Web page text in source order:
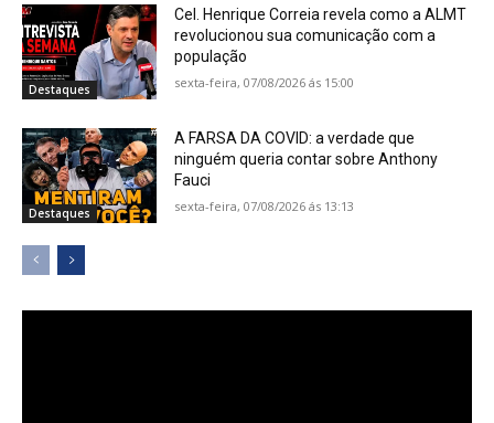
Destaques
Cel. Henrique Correia revela como a ALMT
revolucionou sua comunicação com a
população
sexta-feira, 07/08/2026 ás 15:00
Destaques
A FARSA DA COVID: a verdade que
ninguém queria contar sobre Anthony
Fauci
sexta-feira, 07/08/2026 ás 13:13